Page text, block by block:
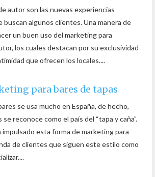
autor son las nuevas experiencias
buscan algunos clientes. Una manera de
un buen uso del marketing para
los cuales destacan por su exclusividad
que ofrecen los locales....
para bares de tapas
se usa mucho en España, de hecho,
reconoce como el país del “tapa y caña”.
impulsado esta forma de marketing para
de clientes que siguen este estilo como